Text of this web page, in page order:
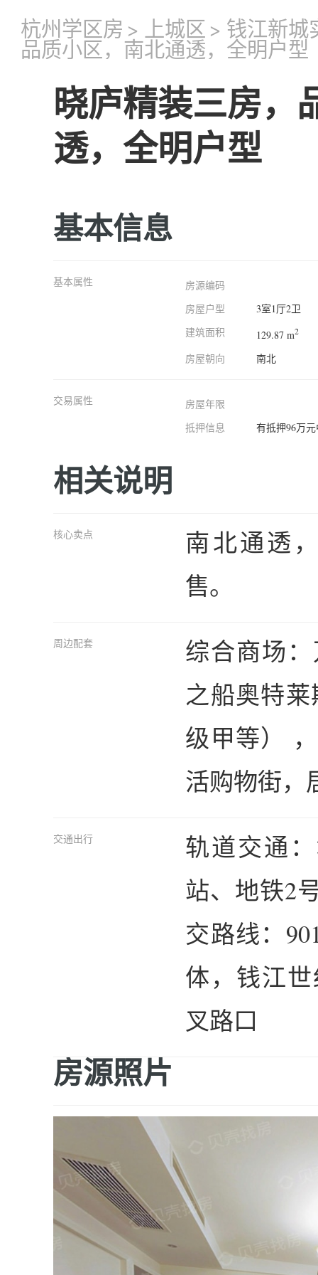
杭州学区房 > 上城区 > 钱江新城
品质小区，南北通透，全明户型
晓庐精装三房，
透，全明户型
基本信息
基本属性
房源编码
房屋户型
3室1厅2卫
建筑面积
129.87 m2
房屋朝向 南北
交易属性
房屋年限
抵押信息
有抵押96万
相关说明
核心卖点
南北通透
售。
周边配套
综合商场
之船奥特
级甲等）
活购物街，
交通出行
轨道交通
站、地铁2
交路线：
体，钱江
叉路口
房源照片